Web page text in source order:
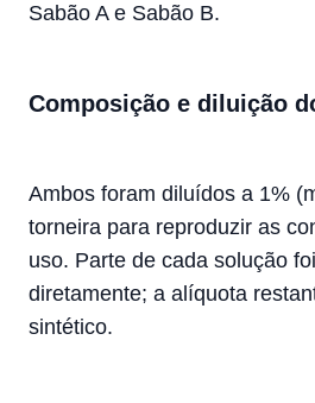
Sabão A e Sabão B.
Composição e diluição
Ambos foram diluídos a 1%
torneira para reproduzir as
uso. Parte de cada solução
diretamente; a alíquota
sintético.